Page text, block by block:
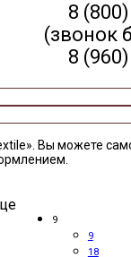
8
(звонок
8
Вы можете
9
9
18